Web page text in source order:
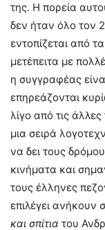
της. Η πορεία
δεν ήταν όλο τον
εντοπίζεται από
μετέπειτα με
η συγγραφέας
επηρεάζονται
λίγο από τις
μια σειρά
να δει τους
κινήματα και
τους έλληνες
επιλέγει ανήκουν
και σπίτια του